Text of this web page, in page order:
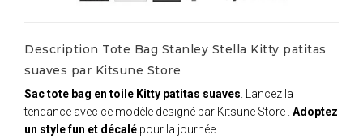
Description Tote Bag Stanley Stella Kitty patitas
suaves par Kitsune Store
Sac tote bag en toile Kitty patitas suaves . Lancez la
tendance avec ce modèle designé par Kitsune Store . Adoptez
un style fun et décalé pour la journée.